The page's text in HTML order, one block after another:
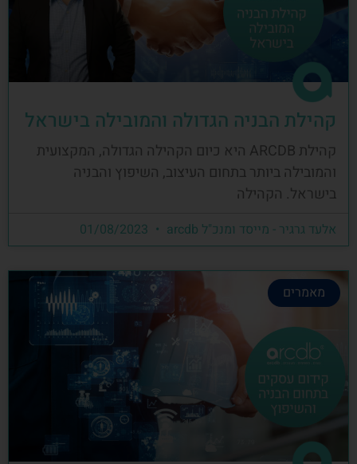
קהילת הבניה הגדולה והמובילה בישראל
קהילת ARCDB היא כיום הקהילה הגדולה, המקצועית
והמובילה ביותר בתחום העיצוב, השיפוץ והבניה
בישראל. הקהילה
אלעד גרגיר - מייסד ומנכ"ל arcdb
מאמרים